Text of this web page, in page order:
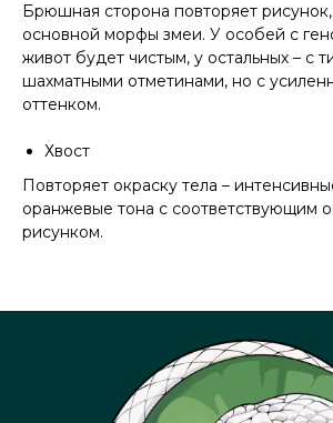
Брюшная сторона повторяет
основной морфы змеи. У особей с
живот будет чистым, у остальных – с
шахматными отметинами, но с
оттенком.
Хвост
Повторяет окраску тела –
оранжевые тона с соответствующим
рисунком.